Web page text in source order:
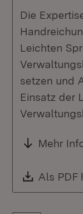
Die
Leichten
setzen und
Einsatz der
Mehr
Als PDF